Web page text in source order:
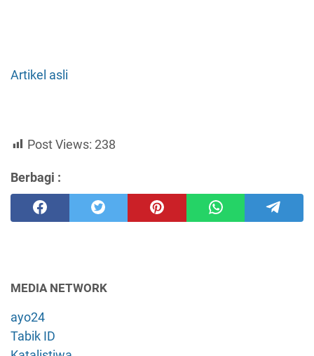
Artikel asli
Post Views: 238
Berbagi :
MEDIA NETWORK
ayo24
Tabik ID